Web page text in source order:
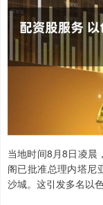
当地时间8月8日凌晨
阁已批准总理内塔尼
沙城。这引发多名以